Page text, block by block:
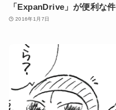
「ExpanDrive」が便利な件
2016年1月7日